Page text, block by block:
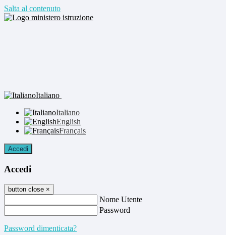
Salta al contenuto
Italiano
Italiano
English
Français
Accedi
Accedi
button close ×
Nome Utente
Password
Password dimenticata?